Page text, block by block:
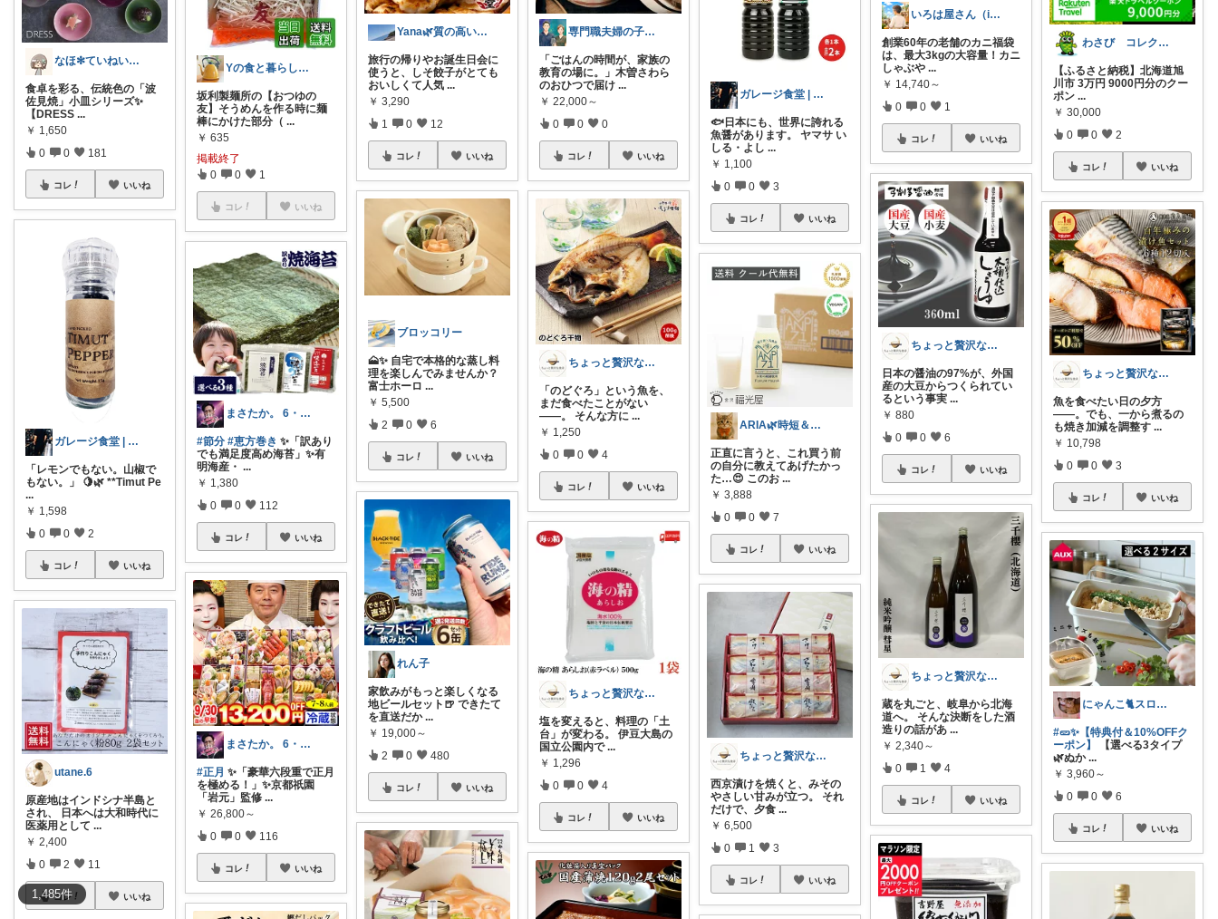
1,485件
なほ✻ていねいな暮らし
食卓を彩る、伝統色の「波
佐見焼」小皿シリーズ✨
【DRESS ...
￥ 1,650
0 0 181
コレ いいね
ガレージ食堂 | 開業準備中
「レモンでもない。山椒で
もない。」 🍋🌿 **Timut Pe
...
￥ 1,598
0 0 2
コレ いいね
utane.6
原産地はインドシナ半島と
され、 日本へは大和時代に
医薬用として ...
￥ 2,400
0 2 11
コレ いいね
Yの食と暮らしのROOM
坂利製麺所の【おつゆの
友】そうめんを作る時に麺
棒にかけた部分（ ...
￥ 635
掲載終了
0 0 1
コレ いいね
まさたか。 6・7日の経由購入感謝🙏
#節分 #恵方巻き ✨「訳あり
でも満足度高め海苔」✨有
明海産・ ...
￥ 1,380
0 0 112
コレ いいね
まさたか。 6・7日の経由購入感謝🙏
#正月 ✨「豪華六段重で正月
を極める！」✨京都祇園
「岩元」監修 ...
￥ 26,800～
0 0 116
コレ いいね
Yana🌿質の高い暮らしのROOM
旅行の帰りやお誕生日会に
使うと、しそ餃子がとても
おいしくて人気 ...
￥ 3,290
1 0 12
コレ いいね
ブロッコリー
🗻✨ 自宅で本格的な蒸し料
理を楽しんでみませんか？
富士ホーロ ...
￥ 5,500
2 0 6
コレ いいね
れん子
家飲みがもっと楽しくなる
地ビールセット🍺 できたて
を直送だか ...
￥ 19,000～
2 0 480
コレ いいね
専門職夫婦の子育てラジオ
「ごはんの時間が、家族の
教育の場に。」木曽さわら
のおひつで届け ...
￥ 22,000～
0 0 0
コレ いいね
ちょっと贅沢な食卓｜食卓を格上げする逸品
「のどぐろ」という魚を、
まだ食べたことがない
——。 そんな方に ...
￥ 1,250
0 0 4
コレ いいね
ちょっと贅沢な食卓｜食卓を格上げする逸品
塩を変えると、料理の「土
台」が変わる。 伊豆大島の
国立公園内で ...
￥ 1,296
0 0 4
コレ いいね
ガレージ食堂 | 開業準備中
🐟日本にも、世界に誇れる
魚醤があります。 ヤマサ い
しる・よし ...
￥ 1,100
0 0 3
コレ いいね
ARIA🌿時短＆家事ラク
正直に言うと、これ買う前
の自分に教えてあげたかっ
た…😍 このお ...
￥ 3,888
0 0 7
コレ いいね
ちょっと贅沢な食卓｜食卓を格上げする逸品
西京漬けを焼くと、みその
やさしい甘みが立つ。 それ
だけで、夕食 ...
￥ 6,500
0 1 3
コレ いいね
いろは屋さん（ic）
創業60年の老舗のカニ福袋
は、最大3kgの大容量！カニ
しゃぶや ...
￥ 14,740～
0 0 1
コレ いいね
ちょっと贅沢な食卓｜食卓を格上げする逸品
日本の醤油の97%が、外国
産の大豆からつくられてい
るという事実 ...
￥ 880
0 0 6
コレ いいね
ちょっと贅沢な食卓｜食卓を格上げする逸品
蔵を丸ごと、岐阜から北海
道へ。 そんな決断をした酒
造りの話があ ...
￥ 2,340～
0 1 4
コレ いいね
わさび コレクションもご利用ください
【ふるさと納税】北海道旭
川市 3万円 9000円分のクー
ポン...
￥ 30,000
0 0 2
コレ いいね
ちょっと贅沢な食卓｜食卓を格上げする逸品
魚を食べたい日の夕方
——。でも、一から煮るの
も焼き加減を調整す ...
￥ 10,798
0 0 3
コレ いいね
にゃんこ🐈スローです🐢💦
#🥒✨【特典付＆10%OFFク
ーポン】
【選べる3タイプ
🌿ぬか ...
￥ 3,960～
0 0 6
コレ いいね